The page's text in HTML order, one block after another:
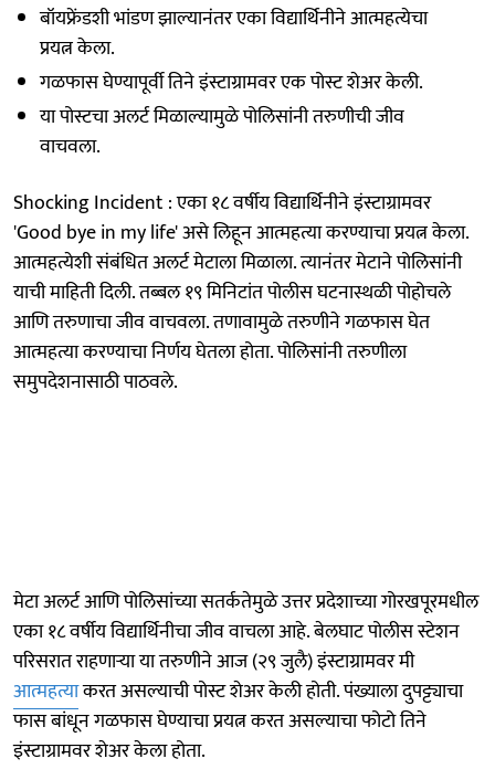
बॉयफ्रेंडशी भांडण झाल्यानंतर एका विद्यार्थिनीने आत्महत्येचा
प्रयत्न केला.
गळफास घेण्यापूर्वी तिने इंस्टाग्रामवर एक पोस्ट शेअर केली.
या पोस्टचा अलर्ट मिळाल्यामुळे पोलिसांनी तरुणीची जीव
वाचवला.
Shocking Incident : एका १८ वर्षीय विद्यार्थिनीने इंस्टाग्रामवर
'Good bye in my life' असे लिहून आत्महत्या करण्याचा प्रयत्न केला.
आत्महत्येशी संबंधित अलर्ट मेटाला मिळाला. त्यानंतर मेटाने पोलिसांनी
याची माहिती दिली. तब्बल १९ मिनिटांत पोलीस घटनास्थळी पोहोचले
आणि तरुणाचा जीव वाचवला. तणावामुळे तरुणीने गळफास घेत
आत्महत्या करण्याचा निर्णय घेतला होता. पोलिसांनी तरुणीला
समुपदेशनासाठी पाठवले.
मेटा अलर्ट आणि पोलिसांच्या सतर्कतेमुळे उत्तर प्रदेशाच्या गोरखपूरमधील
एका १८ वर्षीय विद्यार्थिनीचा जीव वाचला आहे. बेलघाट पोलीस स्टेशन
परिसरात राहणाऱ्या या तरुणीने आज (२९ जुलै) इंस्टाग्रामवर मी
आत्महत्या करत असल्याची पोस्ट शेअर केली होती. पंख्याला दुपट्ट्याचा
फास बांधून गळफास घेण्याचा प्रयत्न करत असल्याचा फोटो तिने
इंस्टाग्रामवर शेअर केला होता.